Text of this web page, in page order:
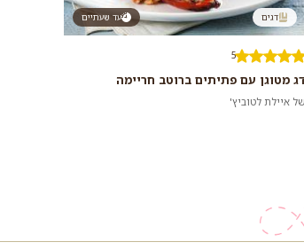
עד שעתיים דגים
5
מטוגן עם פתיתים ברוטב חריימה
של איילת לטוביץ'